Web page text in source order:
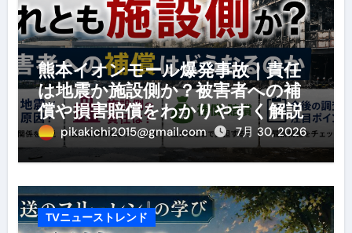
熊本イオンモール爆発事故｜責任
は地震か施設側か？被害者への補
償や損害賠償をわかりやすく解説
pikakichi2015@gmail.com 7月 30, 2026
TVニューストレンド